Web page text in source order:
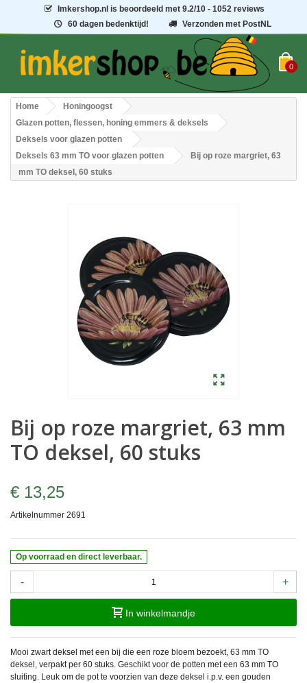
Imkershop.nl is beoordeeld met9.2/10 - 1052 reviews
60 dagen bedenktijd!
Verzonden met PostNL
0
Home
Honingoogst
Glazen potten, flessen, honing emmers & deksels
Deksels voor glazen potten
Deksels 63 mm TO voor glazen potten
Bij op roze margriet, 63
mm TO deksel, 60 stuks
Bij op roze margriet, 63 mm
TO deksel, 60 stuks
€ 13,25
Artikelnummer 2691
Op voorraad en direct leverbaar.
- +
In winkelmandje
Mooi zwart deksel met een bij die een roze bloem bezoekt, 63 mm TO
deksel, verpakt per 60 stuks. Geschikt voor de potten met een 63 mm TO
sluiting. Leuk om de pot te voorzien van deze deksel i.p.v. een gouden